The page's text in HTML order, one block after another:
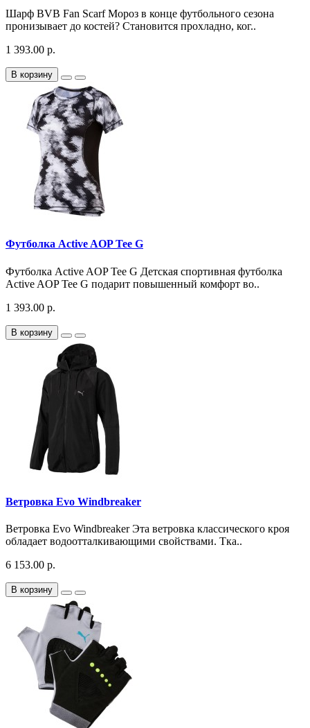
Шарф BVB Fan Scarf Мороз в конце футбольного сезона
пронизывает до костей? Становится прохладно, ког..
1 393.00 р.
В корзину
Футболка Active AOP Tee G
Футболка Active AOP Tee G Детская спортивная футболка
Active AOP Tee G подарит повышенный комфорт во..
1 393.00 р.
В корзину
Ветровка Evo Windbreaker
Ветровка Evo Windbreaker Эта ветровка классического кроя
обладает водоотталкивающими свойствами. Тка..
6 153.00 р.
В корзину